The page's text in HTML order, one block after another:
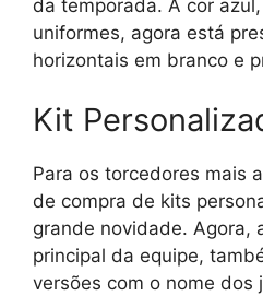
da temporada. A cor
uniformes, agora está
horizontais em branco e
Kit
Para os torcedores mais
de compra de kits
grande novidade. Agora,
principal da equipe,
versões com o nome dos